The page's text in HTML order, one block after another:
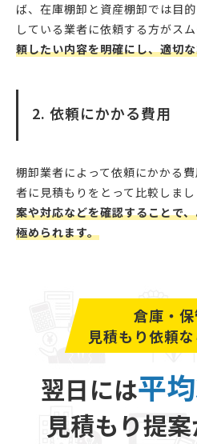
ば、在庫棚卸と資産棚卸では目
している業者に依頼する方がスム
頼したい内容を明確にし、適切
2. 依頼にかかる費用
棚卸業者によって依頼にかかる
者に見積もりをとって比較しまし
案や対応などを確認することで
極められます。
倉庫・
見積もり依頼
翌日には平
見積もり提